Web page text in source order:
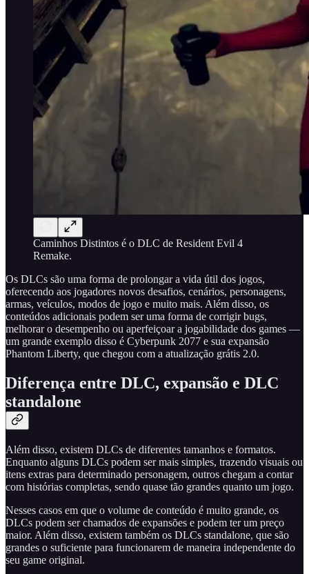
Caminhos Distintos é o DLC de Resident Evil 4
Remake.
Os DLCs são uma forma de prolongar a vida útil dos jogos,
oferecendo aos jogadores novos desafios, cenários, personagens,
armas, veículos, modos de jogo e muito mais. Além disso, os
conteúdos adicionais podem ser uma forma de corrigir bugs,
melhorar o desempenho ou aperfeiçoar a jogabilidade dos games —
um grande exemplo disso é Cyberpunk 2077 e sua expansão
Phantom Liberty, que chegou com a atualização grátis 2.0.
Diferença entre DLC, expansão e DLC
standalone
Além disso, existem DLCs de diferentes tamanhos e formatos.
Enquanto alguns DLCs podem ser mais simples, trazendo visuais ou
itens extras para determinado personagem, outros chegam a contar
com histórias completas, sendo quase tão grandes quanto um jogo.
Nesses casos em que o volume de conteúdo é muito grande, os
DLCs podem ser chamados de expansões e podem ter um preço
maior. Além disso, existem também os DLCs standalone, que são
grandes o suficiente para funcionarem de maneira independente do
seu game original.